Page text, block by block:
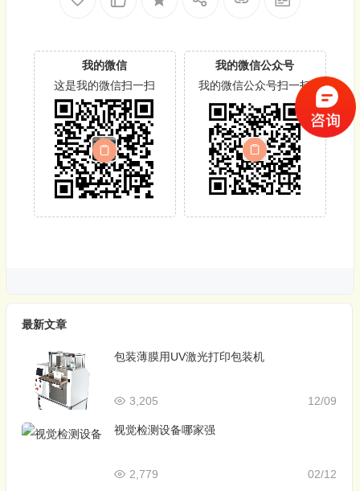
我的微信
这是我的微信扫一扫
我的微信公众号
我的微信公众号扫一扫
最新文章
包装薄膜用UV激光打印包装机
12/09
3,205
视觉检测设备哪家强
02/12
2,779